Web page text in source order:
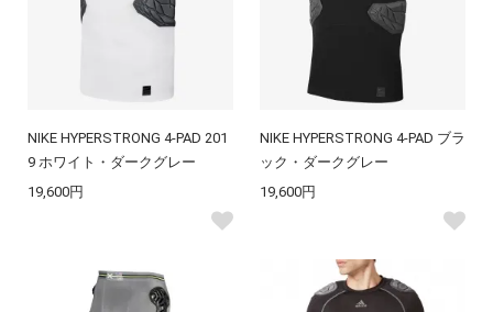
NIKE HYPERSTRONG 4-PAD 201
9 ホワイト・ダークグレー
19,600円
NIKE HYPERSTRONG 4-PAD ブラ
ック・ダークグレー
19,600円